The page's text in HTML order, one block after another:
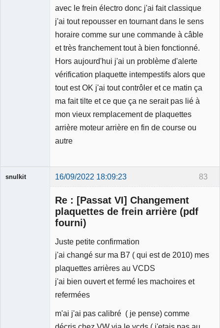
avec le frein électro donc j'ai fait classique
j'ai tout repousser en tournant dans le sens
horaire comme sur une commande à câble
et très franchement tout à bien fonctionné.
Hors aujourd'hui j'ai un problème d'alerte
vérification plaquette intempestifs alors que
tout est OK j'ai tout contrôler et ce matin ça
ma fait tilte et ce que ça ne serait pas lié à
mon vieux remplacement de plaquettes
arrière moteur arrière en fin de course ou
autre
83
snulkit 16/09/2022 18:09:23
Re : [Passat VI] Changement
plaquettes de frein arrière (pdf
fourni)
Juste petite confirmation
j'ai changé sur ma B7 ( qui est de 2010) mes
plaquettes arrières au VCDS
j'ai bien ouvert et fermé les machoires et
refermées
m'ai j'ai pas calibré ( je pense) comme